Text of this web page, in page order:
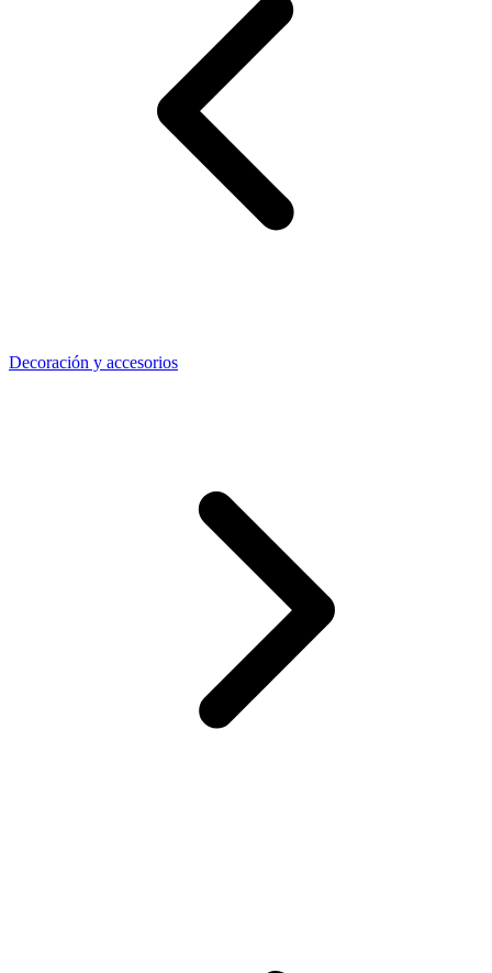
Decoración y accesorios